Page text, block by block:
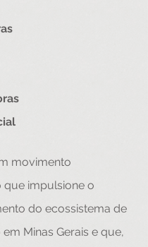
movimento
impulsione o
do ecossistema de
Minas Gerais e que,